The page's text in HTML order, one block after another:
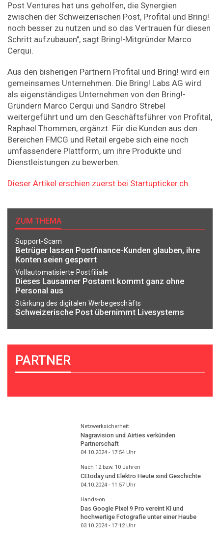
Post Ventures hat uns geholfen, die Synergien
zwischen der Schweizerischen Post, Profital und Bring!
noch besser zu nutzen und so das Vertrauen für diesen
Schritt aufzubauen", sagt Bring!-Mitgründer Marco
Cerqui.
Aus den bisherigen Partnern Profital und Bring! wird ein
gemeinsames Unternehmen. Die Bring! Labs AG wird
als eigenständiges Unternehmen von den Bring!-
Gründern Marco Cerqui und Sandro Strebel
weitergeführt und um den Geschäftsführer von Profital,
Raphael Thommen, ergänzt. Für die Kunden aus den
Bereichen FMCG und Retail ergebe sich eine noch
umfassendere Plattform, um ihre Produkte und
Dienstleistungen zu bewerben.
Dieser Artikel erschien zuerst bei Startupticker.ch.
ZUM THEMA
Support-Scam
Betrüger lassen Postfinance-Kunden glauben, ihre
Konten seien gesperrt
Vollautomatisierte Postfiliale
Dieses Lausanner Postamt kommt ganz ohne
Personal aus
Stärkung des digitalen Werbegeschäfts
Schweizerische Post übernimmt Livesystems
PARTNER
Netzwerksicherheit
Nagravision und Airties verkünden
Partnerschaft
04.10.2024 - 17:54Uhr
Nach 12 bzw. 10 Jahren
CEtoday und Elektro Heute sind Geschichte
04.10.2024 - 11:57Uhr
Hands-on
Das Google Pixel 9 Pro vereint KI und
hochwertige Fotografie unter einer Haube
03.10.2024 - 17:12Uhr